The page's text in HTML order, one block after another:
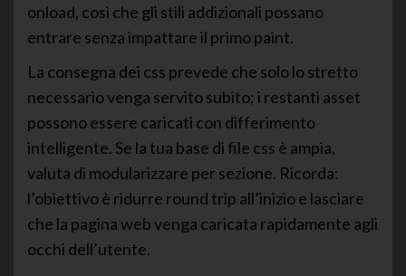
onload, così che gli stili addizionali possano
entrare senza impattare il primo paint.
La consegna dei css prevede che solo lo stretto
necessario venga servito subito; i restanti asset
possono essere caricati con differimento
intelligente. Se la tua base di file css è ampia,
valuta di modularizzare per sezione. Ricorda:
l’obiettivo è ridurre round trip all’inizio e lasciare
che la pagina web venga caricata rapidamente agli
occhi dell’utente.